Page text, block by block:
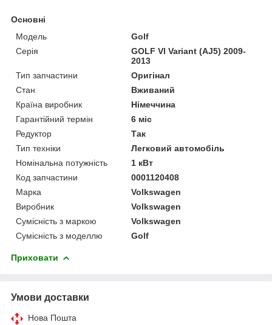
Основні
Модель
Golf
Серія
GOLF VI Variant (AJ5) 2009-
2013
Тип запчастини
Оригінал
Стан
Вживаний
Країна виробник
Німеччина
Гарантійний термін
6 міс
Редуктор
Так
Тип техніки
Легковий автомобіль
Номінальна потужність
1 кВт
Код запчастини
0001120408
Марка
Volkswagen
Виробник
Volkswagen
Сумісність з маркою
Volkswagen
Сумісність з моделлю
Golf
Приховати
Умови доставки
Нова Пошта